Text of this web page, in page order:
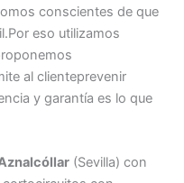
conscientes de que
eso utilizamos
al clienteprevenir
y garantía es lo que
(Sevilla) con